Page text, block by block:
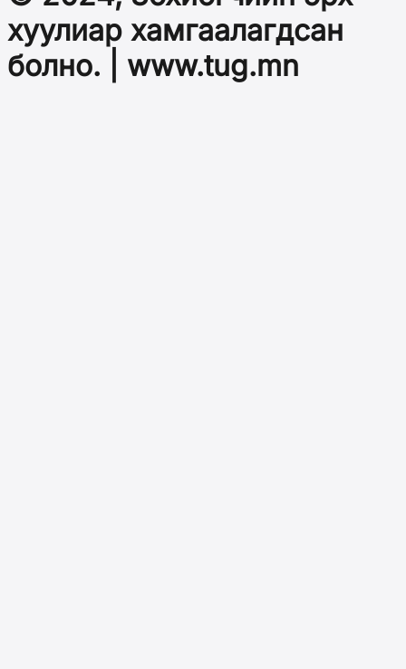
хуулиар хамгаалагдсан
болно. | www.tug.mn